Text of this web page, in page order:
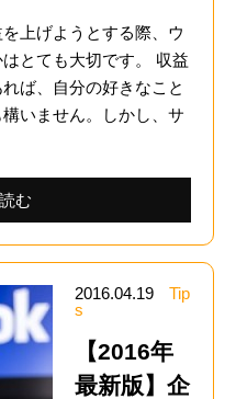
上げようとする際、ウ
とても大切です。 収益
ば、自分の好きなこと
いません。しかし、サ
む
2016.04.19
Tip
s
【2016年
最新版】企